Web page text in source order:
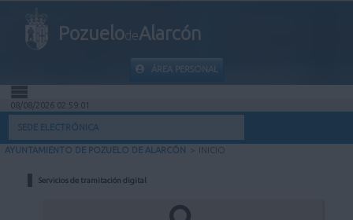
PozuelodeAlarcón
ÁREA PERSONAL
INICIO
08/08/2026 02:59:01
SEDE ELECTRÓNICA
AYUNTAMIENTO DE POZUELO DE ALARCÓN > INICIO
Servicios de tramitación digital